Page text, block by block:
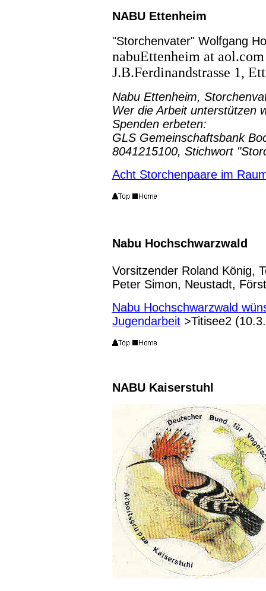
NABU Ettenheim
"Storchenvater" Wolfgang
nabuEttenheim at aol.com
J.B.Ferdinandstrasse 1,
Nabu Ettenheim,
Wer die Arbeit unterstützen
Spenden erbeten:
GLS Gemeinschaftsbank
8041215100, Stichwort
Acht Storchenpaare im
Nabu Hochschwarzwald
Vorsitzender Roland König,
Peter Simon, Neustadt,
Nabu Hochschwarzwald
Jugendarbeit>Titisee2
NABU Kaiserstuhl